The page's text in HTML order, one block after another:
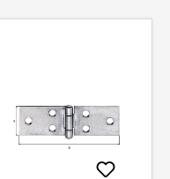
Co. KG, Heilenbecker
Str. 191 - 205, 58256